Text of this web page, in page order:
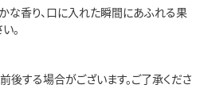
な香り、口に入れた瞬間にあふれる果
。
する場合がございます。ご了承くださ